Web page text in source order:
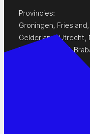
Provincies:
Groningen, Friesland,
Gelderland,Utrecht,
Zeeland
Noord-